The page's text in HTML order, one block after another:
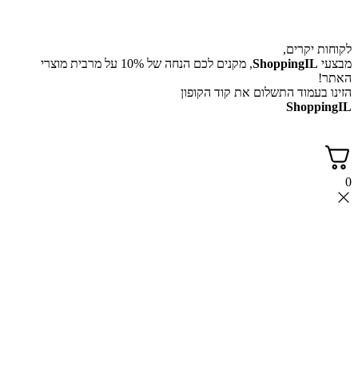
לקוחות יקרים,
מבצעי ShoppingIL
, מקנים לכם הנחה של 10% על מרבית מוצרי
האתר!
הזינו בעמוד התשלום את קוד הקופון
ShoppingIL
0